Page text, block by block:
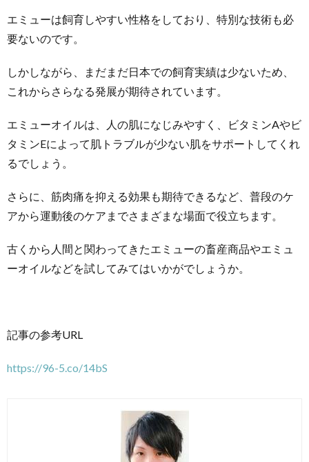
エミューは飼育しやすい性格をしており、特別な技術も必
要ないのです。
しかしながら、まだまだ日本での飼育実績は少ないため、
これからさらなる発展が期待されています。
エミューオイルは、人の肌になじみやすく、ビタミンAやビ
タミンEによって肌トラブルが少ない肌をサポートしてくれ
るでしょう。
さらに、筋肉痛を抑える効果も期待できるなど、普段のケ
アから運動後のケアまでさまざまな場面で役立ちます。
古くから人間と関わってきたエミューの畜産商品やエミュ
ーオイルなどを試してみてはいかがでしょうか。
記事の参考URL
https://96-5.co/14bS